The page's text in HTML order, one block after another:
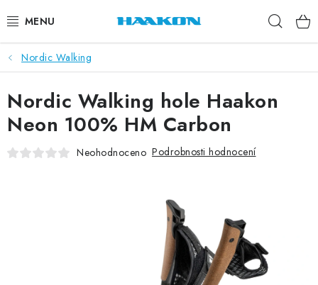
na
BĚŽECKÉ HOLE
NORDIC WALKING
TRAIL RUNNING
Nordic Walking
Nordic Walking hole Haakon
Neon 100% HM Carbon
Neohodnoceno Podrobnosti hodnocení